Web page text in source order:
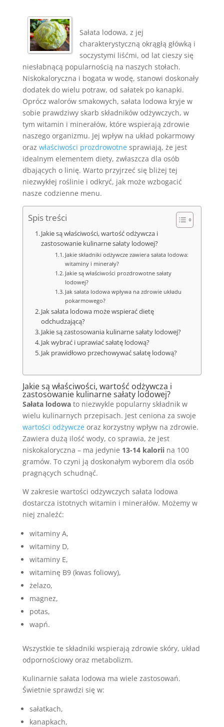
Sałata lodowa, z jej
charakterystyczną okrągłą główką i
soczystymi liśćmi, od lat cieszy się
niesłabnącą popularnością na naszych stołach.
Niskokaloryczna i bogata w wodę, stanowi doskonały
dodatek do wielu potraw, od sałatek po kanapki.
Oprócz walorów smakowych, sałata lodowa kryje w
sobie prawdziwy skarb składników odżywczych, w
tym witamin i minerałów, które wspierają zdrowie
naszego organizmu. Jej wpływ na układ pokarmowy
oraz właściwości prozdrowotnesprawiają, że jest
idealnym elementem diety, zwłaszcza dla osób
dbających o linię. Warto przyjrzeć się bliżej tej
niezwykłej roślinie i odkryć, jak może wzbogacić
nasze codzienne menu.
Spis treści
Jakie są właściwości, wartość odżywcza i
zastosowanie kulinarne sałaty lodowej?
Jakie składniki odżywcze zawiera sałata lodowa:
witaminy i minerały?
Jakie są właściwości prozdrowotne sałaty
lodowej?
Jak sałata lodowa wpływa na zdrowie układu
pokarmowego?
Jak sałata lodowa może wspierać dietę
odchudzającą?
Jakie są zastosowania kulinarne sałaty lodowej?
Jak wybrać i uprawiać sałatę lodową?
Jak prawidłowo przechowywać sałatę lodową?
Jakie są właściwości, wartość odżywcza i
zastosowanie kulinarne sałaty lodowej?
Sałata lodowato niezwykle popularny składnik w
wielu kulinarnych przepisach. Jest ceniona za swoje
wartości odżywczeoraz korzystny wpływ na zdrowie.
Zawiera dużą ilość wody, co sprawia, że jest
niskokaloryczna – ma jedynie 13-14 kaloriina 100
gramów. To czyni ją doskonałym wyborem dla osób
pragnących schudnąć.
W zakresie wartości odżywczych sałata lodowa
dostarcza istotnych witamin i minerałów. Możemy w
niej znaleźć:
witaminy A,
witaminy D,
witaminy E,
witaminę B9 (kwas foliowy),
żelazo,
magnez,
potas,
wapń.
Wszystkie te składniki wspierają zdrowie skóry, układ
odpornościowy oraz metabolizm.
Kulinarnie sałata lodowa ma wiele zastosowań.
Świetnie sprawdzi się w:
sałatkach,
kanapkach,